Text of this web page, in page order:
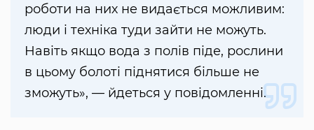
роботи на них не видається можливим:
люди і техніка туди зайти не можуть.
Навіть якщо вода з полів піде, рослини
в цьому болоті піднятися більше не
зможуть», — йдеться у повідомленні.